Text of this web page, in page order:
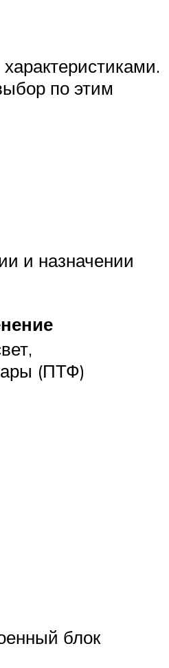
по этим
и назначении
(ПТФ)
блок